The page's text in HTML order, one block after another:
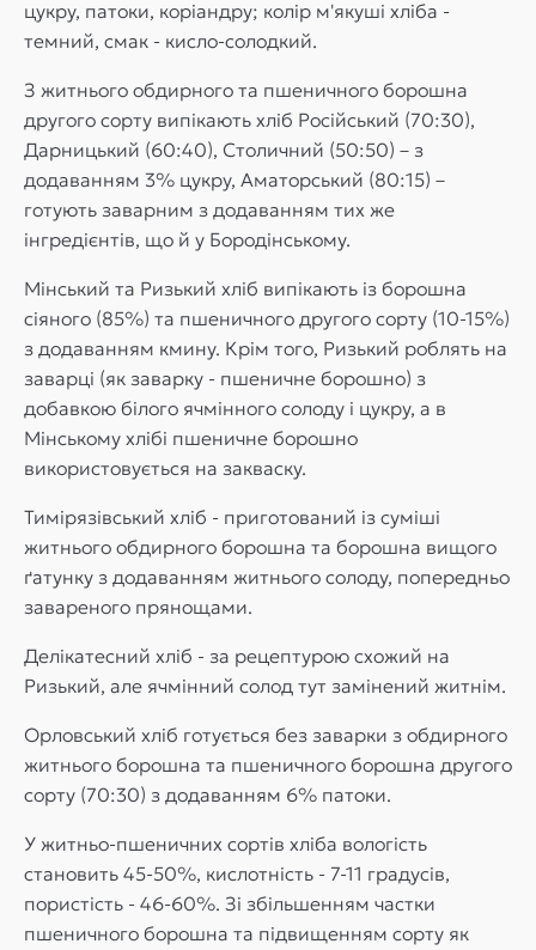
цукру, патоки, коріандру; колір м'якуші хліба -
темний, смак - кисло-солодкий.
З житнього обдирного та пшеничного борошна
другого сорту випікають хліб Російський (70:30),
Дарницький (60:40), Столичний (50:50) – з
додаванням 3% цукру, Аматорський (80:15) –
готують заварним з додаванням тих же
інгредієнтів, що й у Бородінському.
Мінський та Ризький хліб випікають із борошна
сіяного (85%) та пшеничного другого сорту (10-15%)
з додаванням кмину. Крім того, Ризький роблять на
заварці (як заварку - пшеничне борошно) з
добавкою білого ячмінного солоду і цукру, а в
Мінському хлібі пшеничне борошно
використовується на закваску.
Тимірязівський хліб - приготований із суміші
житнього обдирного борошна та борошна вищого
ґатунку з додаванням житнього солоду, попередньо
завареного прянощами.
Делікатесний хліб - за рецептурою схожий на
Ризький, але ячмінний солод тут замінений житнім.
Орловський хліб готується без заварки з обдирного
житнього борошна та пшеничного борошна другого
сорту (70:30) з додаванням 6% патоки.
У житньо-пшеничних сортів хліба вологість
становить 45-50%, кислотність - 7-11 градусів,
пористість - 46-60%. Зі збільшенням частки
пшеничного борошна та підвищенням сорту як